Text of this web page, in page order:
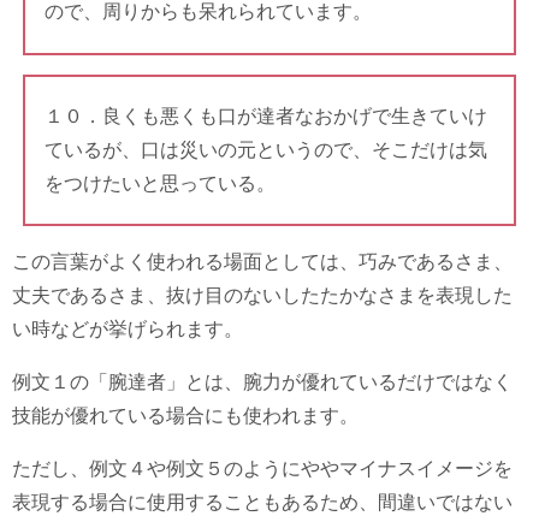
ので、周りからも呆れられています。
１０．良くも悪くも口が達者なおかげで生きていけ
ているが、口は災いの元というので、そこだけは気
をつけたいと思っている。
この言葉がよく使われる場面としては、巧みであるさま、
丈夫であるさま、抜け目のないしたたかなさまを表現した
い時などが挙げられます。
例文１の「腕達者」とは、腕力が優れているだけではなく
技能が優れている場合にも使われます。
ただし、例文４や例文５のようにややマイナスイメージを
表現する場合に使用することもあるため、間違いではない